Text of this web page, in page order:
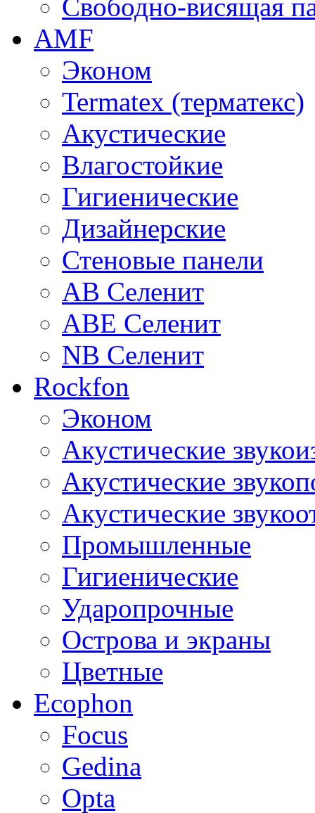
Свободно-висящая
AMF
Эконом
Termatex (терматекс)
Акустические
Влагостойкие
Гигиенические
Дизайнерские
Стеновые панели
AB Селенит
ABE Селенит
NB Селенит
Rockfon
Эконом
Акустические
Акустические
Акустические
Промышленные
Гигиенические
Ударопрочные
Острова и экраны
Цветные
Ecophon
Focus
Gedina
Opta